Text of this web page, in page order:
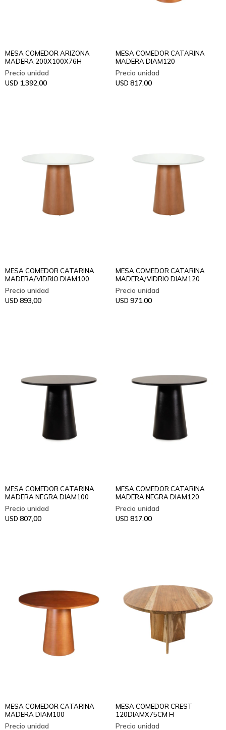
MESA COMEDOR ARIZONA
MADERA 200X100X76H
USD 1.392,00
MESA COMEDOR CATARINA
MADERA DIAM120
USD 817,00
MESA COMEDOR CATARINA
MADERA/VIDRIO DIAM100
USD 893,00
MESA COMEDOR CATARINA
MADERA/VIDRIO DIAM120
USD 971,00
MESA COMEDOR CATARINA
MADERA NEGRA DIAM100
USD 807,00
MESA COMEDOR CATARINA
MADERA NEGRA DIAM120
USD 817,00
MESA COMEDOR CATARINA
MADERA DIAM100
MESA COMEDOR CREST
120DIAMX75CM H